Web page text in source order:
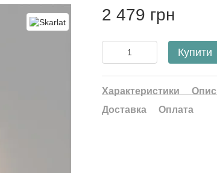
2 479 грн
Купити
Характеристики
Опис
Доставка
Оплата